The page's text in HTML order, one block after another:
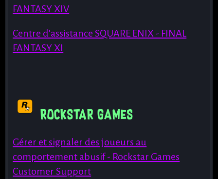
FANTASY XIV
Centre d'assistance SQUARE ENIX - FINAL
FANTASY XI
RockStar Games
Gérer et signaler des joueurs au
comportement abusif - Rockstar Games
Customer Support